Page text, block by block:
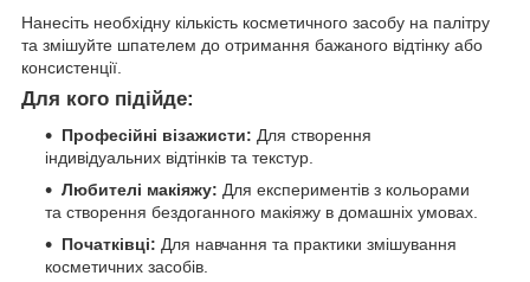
Нанесіть необхідну кількість косметичного засобу на палітру
та змішуйте шпателем до отримання бажаного відтінку або
консистенції.
Для кого підійде:
Професійні візажисти: Для створення
індивідуальних відтінків та текстур.
Любителі макіяжу: Для експериментів з кольорами
та створення бездоганного макіяжу в домашніх умовах.
Початківці: Для навчання та практики змішування
косметичних засобів.